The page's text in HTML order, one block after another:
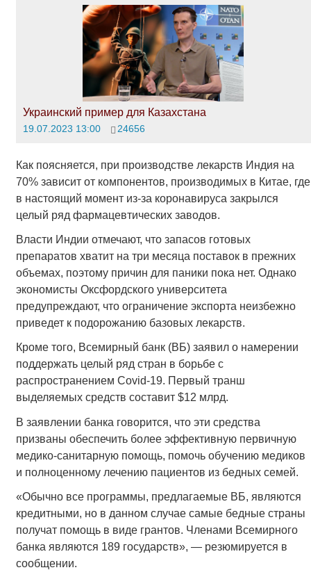
Украинский пример для Казахстана
19.07.2023 13:00 24656
Как поясняется, при производстве лекарств Индия на
70% зависит от компонентов, производимых в Китае, где
в настоящий момент из-за коронавируса закрылся
целый ряд фармацевтических заводов.
Власти Индии отмечают, что запасов готовых
препаратов хватит на три месяца поставок в прежних
объемах, поэтому причин для паники пока нет. Однако
экономисты Оксфордского университета
предупреждают, что ограничение экспорта неизбежно
приведет к подорожанию базовых лекарств.
Кроме того, Всемирный банк (ВБ) заявил о намерении
поддержать целый ряд стран в борьбе с
распространением Covid-19. Первый транш
выделяемых средств составит $12 млрд.
В заявлении банка говорится, что эти средства
призваны обеспечить более эффективную первичную
медико-санитарную помощь, помочь обучению медиков
и полноценному лечению пациентов из бедных семей.
«Обычно все программы, предлагаемые ВБ, являются
кредитными, но в данном случае самые бедные страны
получат помощь в виде грантов. Членами Всемирного
банка являются 189 государств», — резюмируется в
сообщении.